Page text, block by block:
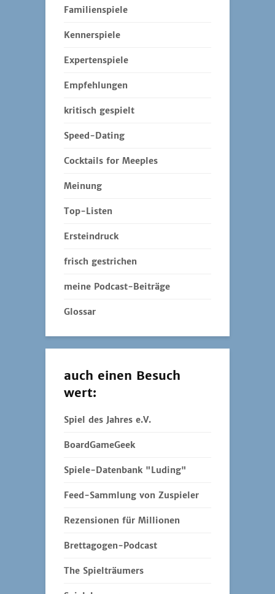
Familienspiele
Kennerspiele
Expertenspiele
Empfehlungen
kritisch gespielt
Speed-Dating
Cocktails for Meeples
Meinung
Top-Listen
Ersteindruck
frisch gestrichen
meine Podcast-Beiträge
Glossar
auch einen Besuch
wert:
Spiel des Jahres e.V.
BoardGameGeek
Spiele-Datenbank "Luding"
Feed-Sammlung von Zuspieler
Rezensionen für Millionen
Brettagogen-Podcast
The Spielträumers